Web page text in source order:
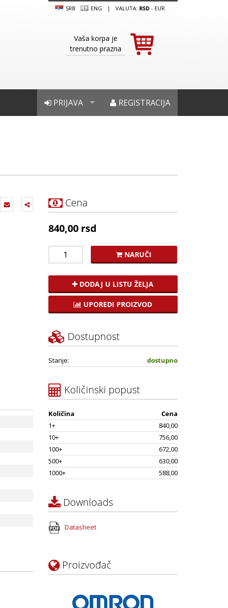
SRB ENG | VALUTA: RSD- EUR
Vaša korpa je
trenutno prazna
REGISTRACIJA
PRIJAVA
Cena
840,00 rsd
NARUČI
DODAJ U LISTU ŽELJA
UPOREDI PROIZVOD
Dostupnost
Stanje: dostupno
Količinski popust
Količina
Cena
1+
840,00
10+
756,00
100+
672,00
500+
630,00
1000+
588,00
Downloads
Datasheet
Proizvođač